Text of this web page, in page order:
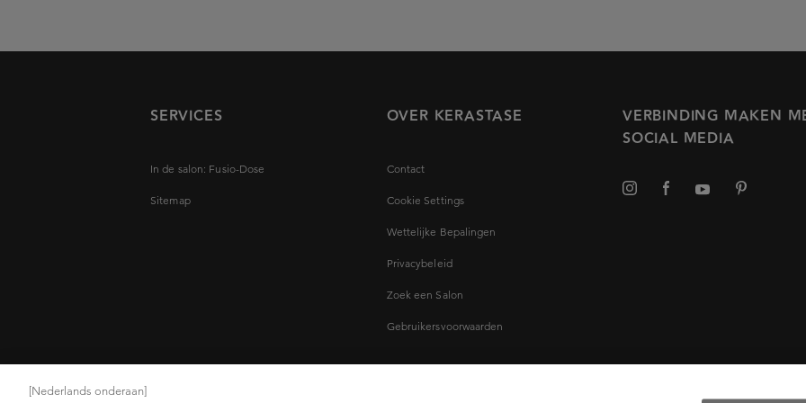
SERVICES
In de salon: Fusio-Dose
Sitemap
OVER KERASTASE
Contact
Cookie Settings
Wettelijke Bepalingen
Privacybeleid
Zoek een Salon
Gebruikersvoorwaarden
VERBINDING MAKEN
SOCIAL MEDIA
[Nederlands onderaan]